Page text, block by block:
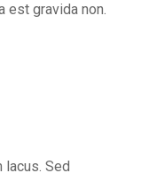
est gravida non.
lacus. Sed